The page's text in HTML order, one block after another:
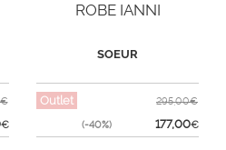
€
ROBE IANNI
SOEUR
Outlet
(-40%)
295,00€
177,00€